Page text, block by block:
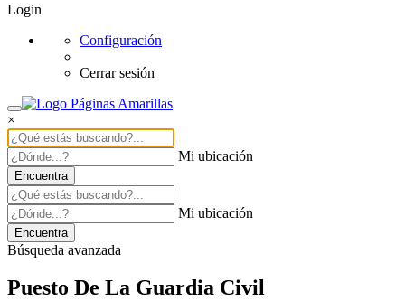
Login
Configuración
Cerrar sesión
×
Mi ubicación
Encuentra
Mi ubicación
Encuentra
Búsqueda avanzada
Puesto De La Guardia Civil